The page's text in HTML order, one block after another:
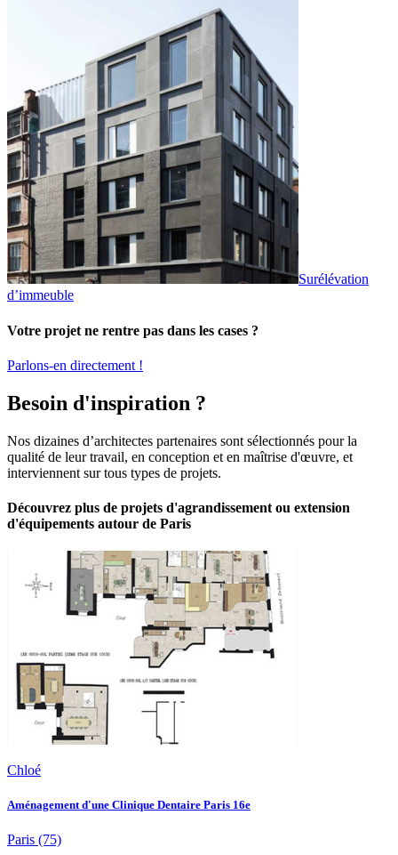
Surélévation
d’immeuble
Votre projet ne rentre pas dans les cases ?
Parlons-en directement !
Besoin d'inspiration ?
Nos dizaines d’architectes partenaires sont sélectionnés pour la
qualité de leur travail, en conception et en maîtrise d'œuvre, et
interviennent sur tous types de projets.
Découvrez plus de projets d'agrandissement ou extension
d'équipements autour de Paris
Chloé
Aménagement d'une Clinique Dentaire Paris 16e
Paris (75)